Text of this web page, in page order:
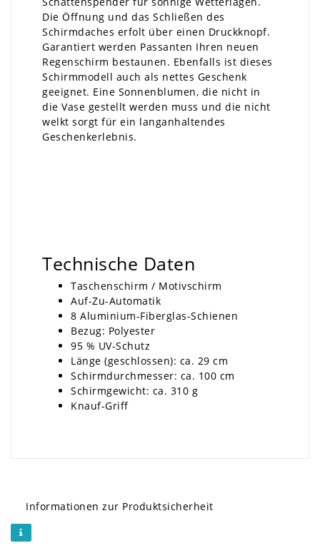
Die Öffnung und das Schließen des
Schirmdaches erfolt über einen Druckknopf.
Garantiert werden Passanten Ihren neuen
Regenschirm bestaunen. Ebenfalls ist dieses
Schirmmodell auch als nettes Geschenk
geeignet. Eine Sonnenblumen, die nicht in
die Vase gestellt werden muss und die nicht
welkt sorgt für ein langanhaltendes
Geschenkerlebnis.
Technische Daten
Taschenschirm / Motivschirm
Auf-Zu-Automatik
8 Aluminium-Fiberglas-Schienen
Bezug: Polyester
95 % UV-Schutz
Länge (geschlossen): ca. 29 cm
Schirmdurchmesser: ca. 100 cm
Schirmgewicht: ca. 310 g
Knauf-Griff
Informationen zur Produktsicherheit